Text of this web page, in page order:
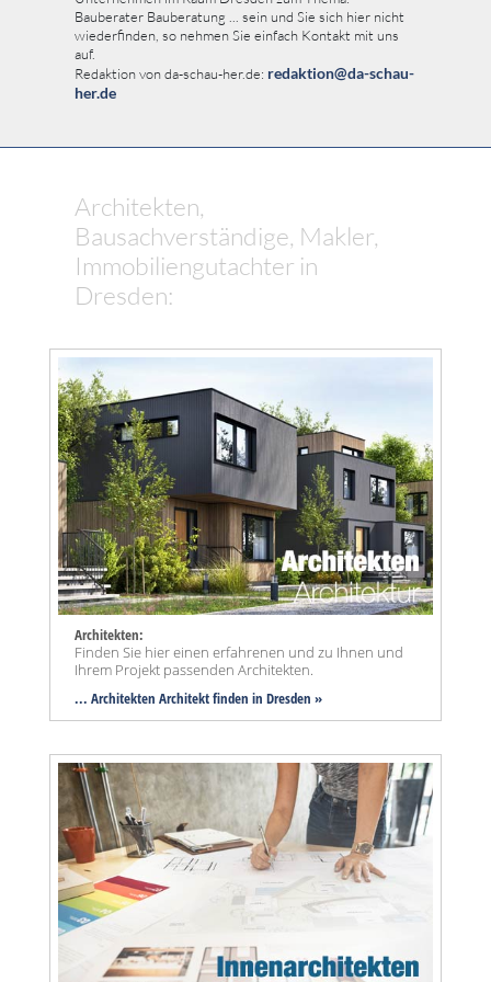
Bauberater Bauberatung ... sein und Sie sich hier nicht
wiederfinden, so nehmen Sie einfach Kontakt mit uns
auf.
Redaktion von da-schau-her.de: redaktion@da-schau-
her.de
Architekten,
Bausachverständige, Makler,
Immobiliengutachter in
Dresden:
Architekten:
Finden Sie hier einen erfahrenen und zu Ihnen und
Ihrem Projekt passenden Architekten.
... Architekten Architekt finden in Dresden »